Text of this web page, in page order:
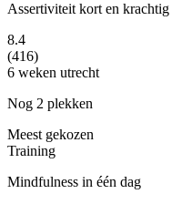
Assertiviteit kort en krachtig
8.4
(416)
6 weken utrecht
Nog 2 plekken
Meest gekozen
Training
Mindfulness in één dag